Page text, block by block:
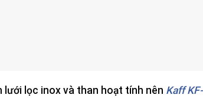
lưới lọc inox và than hoạt tính nên Kaff